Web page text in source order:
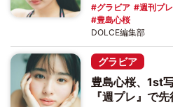
グラビア 週刊プ
豊島心桜
DOLCE編集部
グラビア
豊島心桜、1st
『週プレ』で